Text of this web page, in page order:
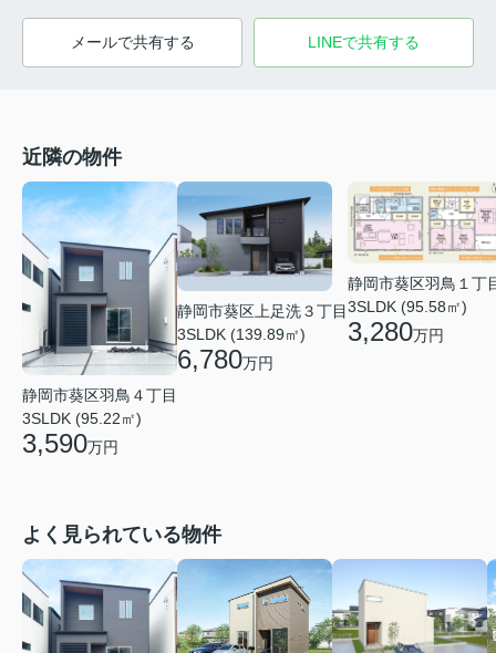
メールで共有する LINEで共有する
近隣の物件
静岡市葵区羽鳥４丁目
3SLDK (95.22㎡)
3,590万円
静岡市葵区上足洗３丁目
3SLDK (139.89㎡)
6,780万円
静岡市葵区羽鳥１丁
3SLDK (95.58㎡)
3,280万円
よく見られている物件